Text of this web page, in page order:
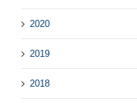
2020
2019
2018